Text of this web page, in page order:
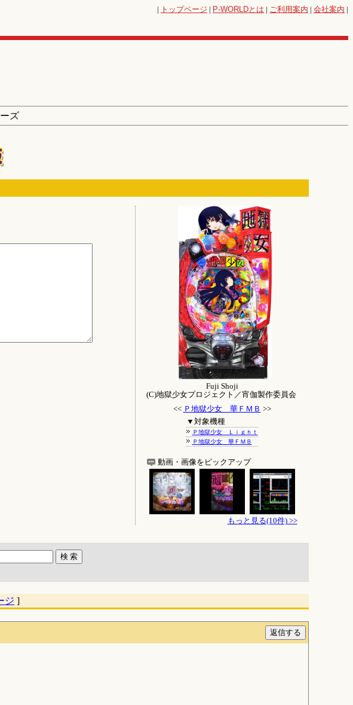
| トップページ | P-WORLDとは | ご利用案内 | 会社案内 |
ズ
Fuji Shoji
(C)地獄少女プロジェクト／宵伽製作委員会
<< Ｐ地獄少女 華ＦＭＢ >>
▼対象機種
Ｐ地獄少女 Ｌｉｇｈｔ
Ｐ地獄少女 華ＦＭＢ
動画・画像をピックアップ
もっと見る(10件) >>
ジ ]